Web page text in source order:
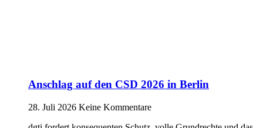
Anschlag auf den CSD 2026 in Berlin
28. Juli 2026 Keine Kommentare